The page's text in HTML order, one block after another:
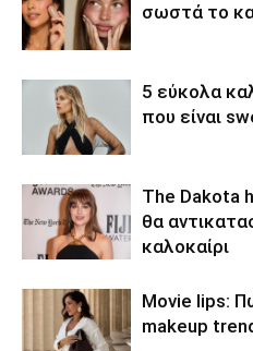
σωστά το
5 εύκολα
που είναι
The Dakota
θα
καλοκαίρι
Movie lips:
makeup